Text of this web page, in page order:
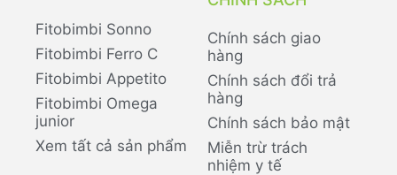
Fitobimbi Sonno
Fitobimbi Ferro C
Fitobimbi Appetito
Fitobimbi Omega
junior
Xem tất cả sản phẩm
Chính sách giao
hàng
Chính sách đổi trả
hàng
Chính sách bảo mật
Miễn trừ trách
nhiệm y tế